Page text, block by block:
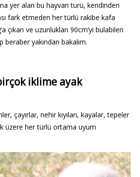
yer alan bu hayvan türü, kendinden
fark etmeden her türlü rakibe kafa
çıkan ve uzunlukları 90cm’yi bulabilen
yakından bakalım.
iklime ayak
çayırlar, nehir kıyıları, kayalar, tepeler
üzere her türlü ortama uyum